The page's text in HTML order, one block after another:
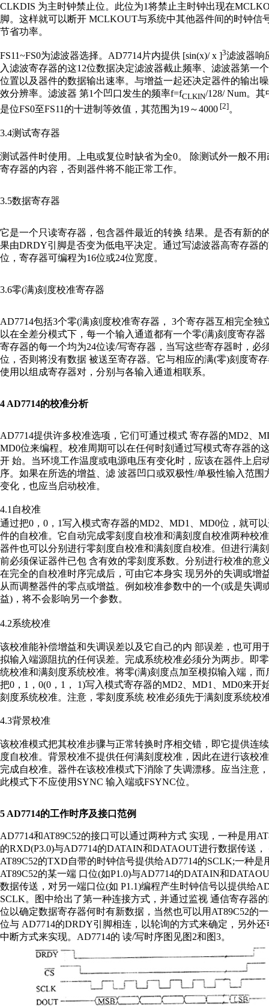
CLKDIS 为主时钟禁止位。此位为1将禁止主时钟出现在
脚。这样就可以断开 MCLKOUT与系统中其他器件间的时钟信
节省功率。
FS11~FS0为滤波器选择。AD7714片内提供 [sin(x)/ x ]3滤波器响
入滤波寄存器的这12位数据决定滤波器截止频率、滤波器第一
位置以及器件的数据输出速率。与增益一起还决定器件的输出
效分辨率。滤波器 第1个凹口发生的频率f=fCLKIN/128/ Num。其
是位FS0至FS11的十进制等效值，其范围为19～4000 [2]。
3.4测试寄存器
测试器件时使用。上电或复位时缺省为全0。 除测试外一般不用
寄存器的内容，否则器件将不能正常工作。
3.5数据寄存器
它是一个只读寄存器，包含器件最近的转换 结果。是否有新的
果由DRDY引脚是否变为低电平决定。通过写滤波器高寄存器
位，寄存器可编程为16位或24位宽度。
3.6零(满)刻度校准寄存器
AD7714包括3个零(满)刻度校准寄存器， 3个寄存器互相完全独
以在全差分模式下，每一个输入通道都有一个零(满)刻度寄存器
寄存器的每一个均为24位读/写寄存器，当写这些寄存器时，必
位，否则将没有数据 被送至寄存器。它与相应的满(零)刻度寄
使用以组成寄存器对，分别与各输入通道相联系。
4 AD7714的校准分析
AD7714提供许多校准选项，它们可通过模式 寄存器的MD2、
MD0位来编程。校准周期可以在任何时刻通过写模式寄存器的
开 始。当环境工作温度或电源电压有变化时，应该在器件上启
序。如果在所选的增益、滤 波器凹口或双极性/单极性输入范围
变化，也应当启动校准。
4.1自校准
通过把0，0，1写入模式寄存器的MD2、MD1、MD0位，就可
件的自校准。它自动完成零刻度自校准和满刻度自校准两种校
器件也可以分别进行零刻度自校准和满刻度自校准。但进行满
前必须保证器件已包 含有效的零刻度系数。分别进行校准的意
在完全的自校准时序完成后，可由它本身实 现另外的失调或增
从而调整器件的零点或增益。例如校准参数中的一个(或是失调
益)，将不会影响另一个参数。
4.2系统校准
该校准能补偿增益和失调误差以及它自己的内 部误差，也可用
拟输入端源阻抗的任何误差。完成系统校准必须分为两步。即
统校准和满刻度系统校准。将零(满)刻度点加至模拟输入端，而
把0，1，0(0，1， 1)写入模式寄存器的MD2、MD1、MD0来开
刻度系统校准。注意，零刻度系统 校准必须先于满刻度系统校
4.3背景校准
该校准模式把其校准步骤与正常转换时序相交错，即它提供连
度自校准。背景校准不提供任何满刻度校准，因此在进行该校
完成自校准。器件在该校准模式下消除了失调漂移。应当注意
此模式下不应使用SYNC 输入端或FSYNC位。
5 AD7714的工作时序及接口范例
AD7714和AT89C52的接口可以通过两种方式 实现，一种是用
的RXD(P3.0)与AD7714的DATAIN和DATAOUT进行数据传送，
AT89C52的TXD自带的时钟信号提供给AD7714的SCLK;一种是
AT89C52的某一端 口位(如P1.0)与AD7714的DATAIN和
数据传送，对另一端口位(如 P1.1)编程产生时钟信号以提供给
SCLK。图中给出了第一种连接方式，并通过监视 通信寄存器
位以确定数据寄存器何时有新数据，当然也可以用AT89C52的
位与 AD7714的DRDY引脚相连，以轮询的方式来确定，另外还
中断方式来实现。AD7714的 读/写时序图见图2和图3。